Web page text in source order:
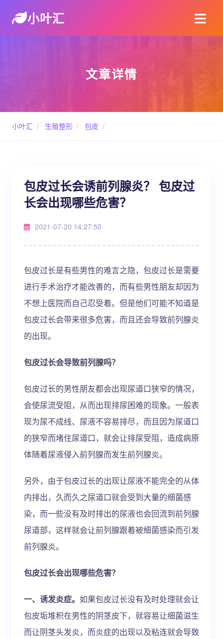
小叶汇
文章详情
小叶汇 / 生殖整形 / 包皮 /
包皮过长会诱前列腺炎？ 包皮过
长会出现哪些危害？
2021-07-20 14:27:50
包皮过长是有些男性的难言之隐，包皮过长是需要
进行手术治疗才能改善的，而有些男性朋友却因为
不想上医院而自己忍受着。但是他们可能不知道是
包皮过长会带来很多危害，而且还会导致前列腺炎
的出现。
包皮过长会导致前列腺吗？
包皮过长的男性朋友都会出现尿道口狭窄的情况，
会使尿流受阻，从而出现排尿困难的现象。一般表
现为尿不成线、尿液不容易排尽，而且因为尿道口
的狭窄而堵住尿道口，就会让排尿受阻，造成病原
体随着尿液侵入前列腺而发生前列腺炎。
另外，由于包皮过长的出现让尿液不能完全的从体
内排出，久而久之尿道口就会受到大量的细菌感
染，而一些没有及时排出的尿液也会回流到前列腺
尿道部，这样就会让前列腺跟着被细菌感染而引发
前列腺炎。
包皮过长会出现哪些危害？
一、诱发炎症。 如果包皮过长没有及时处理就会让
包皮垢堆积在男性的阴茎皮下，就容易让细菌滋生
而让阴茎头发炎，而炎症的出现以及粘连就会导致